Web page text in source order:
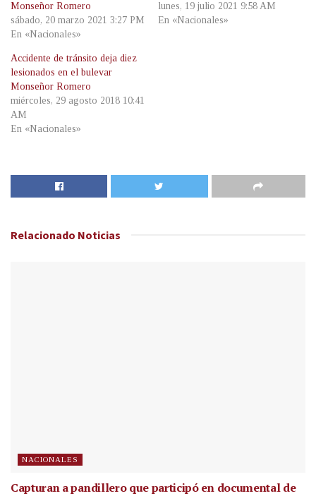
Monseñor Romero
sábado, 20 marzo 2021 3:27 PM
En «Nacionales»
lunes, 19 julio 2021 9:58 AM
En «Nacionales»
Accidente de tránsito deja diez
lesionados en el bulevar
Monseñor Romero
miércoles, 29 agosto 2018 10:41
AM
En «Nacionales»
Relacionado Noticias
NACIONALES
Capturan a pandillero que participó en documental de